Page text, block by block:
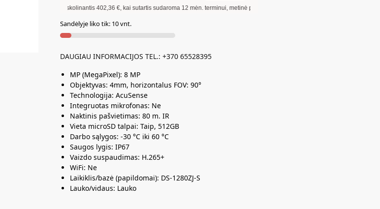
402,36€, kai sutartis sudaroma12mėn. terminui, metinė palūkanų norma –
Sandėlyje liko tik: 10 vnt.
DAUGIAU INFORMACIJOS TEL.: +370 65528395
MP (MegaPixel): 8 MP
Objektyvas: 4mm, horizontalus FOV: 90°
Technologija: AcuSense
Integruotas mikrofonas: Ne
Naktinis pašvietimas: 80 m. IR
Vieta microSD talpai: Taip, 512GB
Darbo sąlygos: -30 °C iki 60 °C
Saugos lygis: IP67
Vaizdo suspaudimas: H.265+
WiFi: Ne
Laikiklis/bazė (papildomai): DS-1280ZJ-S
Lauko/vidaus: Lauko